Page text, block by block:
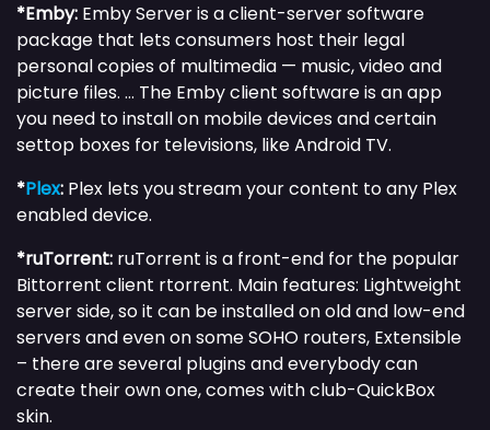
*Emby: Emby Server is a client-server software
package that lets consumers host their legal
personal copies of multimedia — music, video and
picture files. … The Emby client software is an app
you need to install on mobile devices and certain
settop boxes for televisions, like Android TV.
*Plex: Plex lets you stream your content to any Plex
enabled device.
*ruTorrent: ruTorrent is a front-end for the popular
Bittorrent client rtorrent. Main features: Lightweight
server side, so it can be installed on old and low-end
servers and even on some SOHO routers, Extensible
– there are several plugins and everybody can
create their own one, comes with club-QuickBox
skin.